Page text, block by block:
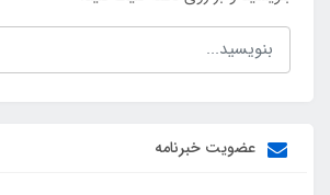
عضویت خبرنامه